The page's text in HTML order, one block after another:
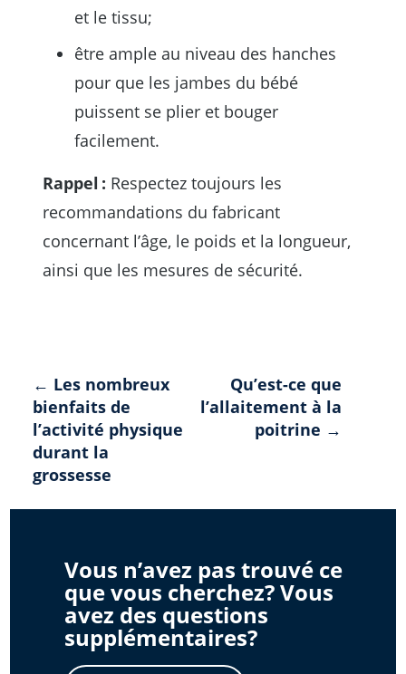
et le tissu;
être ample au niveau des hanches
pour que les jambes du bébé
puissent se plier et bouger
facilement.
Rappel : Respectez toujours les
recommandations du fabricant
concernant l’âge, le poids et la longueur,
ainsi que les mesures de sécurité.
Navigation
de
l'article
← Les nombreux
bienfaits de
l’activité physique
durant la
grossesse
Qu’est-ce que
l’allaitement à la
poitrine →
Vous n’avez pas trouvé ce
que vous cherchez? Vous
avez des questions
supplémentaires?